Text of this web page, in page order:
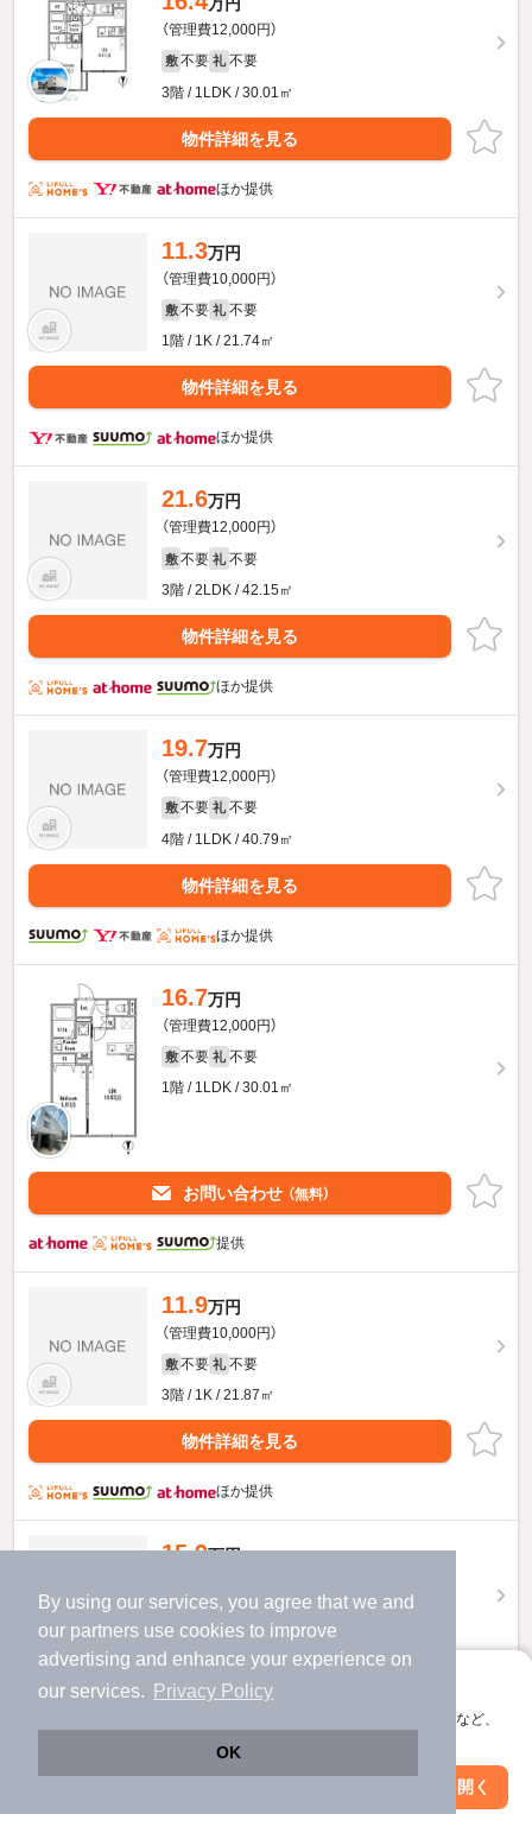
By using our services, you agree that we and
our partners use cookies to improve
advertising and enhance your experience on
our services.
Privacy Policy
OK
アプリに切り替えて、サクサクお部屋探し
会員登録なしですぐ使える。マップ検索やお気に入り保存など、
アプリを開く
（管理費12,000円）
敷 不要 礼 不要
3階 / 1LDK / 30.01㎡
物件詳細を見る
ほか提供
11.3万円
（管理費10,000円）
敷 不要 礼 不要
1階 / 1K / 21.74㎡
物件詳細を見る
ほか提供
21.6万円
（管理費12,000円）
敷 不要 礼 不要
3階 / 2LDK / 42.15㎡
物件詳細を見る
ほか提供
19.7万円
（管理費12,000円）
敷 不要 礼 不要
4階 / 1LDK / 40.79㎡
物件詳細を見る
ほか提供
16.7万円
（管理費12,000円）
敷 不要 礼 不要
1階 / 1LDK / 30.01㎡
お問い合わせ （無料）
提供
11.9万円
（管理費10,000円）
敷 不要 礼 不要
3階 / 1K / 21.87㎡
物件詳細を見る
ほか提供
15.9万円
敷 不要 礼 不要
1階 / 1LDK / 30.01㎡
物件詳細を見る
絞り込み条件を変更